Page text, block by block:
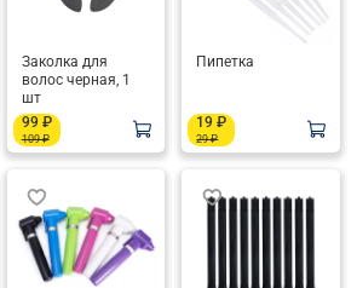
Заколка для
волос черная, 1
шт
99 ₽
109 ₽
Пипетка
19 ₽
29 ₽